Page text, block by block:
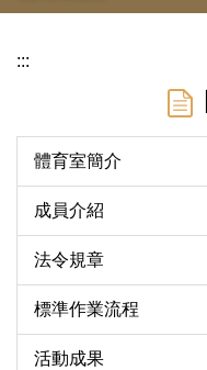
:::
體育室簡介
成員介紹
法令規章
標準作業流程
活動成果